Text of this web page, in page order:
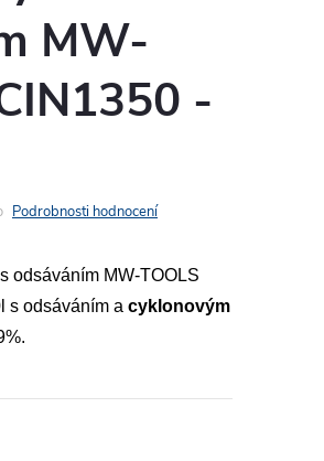
MW-
-
Podrobnosti hodnocení
odsáváním MW-TOOLS
s odsáváním a cyklonovým